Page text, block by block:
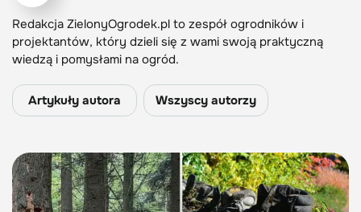
Redakcja ZielonyOgrodek.pl to zespół ogrodników i
projektantów, który dzieli się z wami swoją praktyczną
wiedzą i pomysłami na ogród.
Artykuły autora Wszyscy autorzy